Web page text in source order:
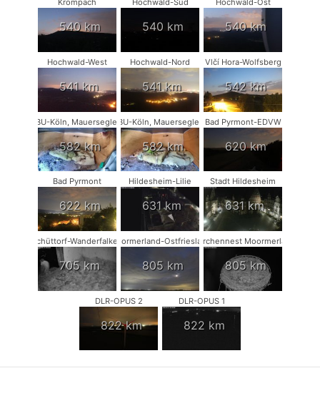
Krompach
540 km
Hochwald-Süd
540 km
Hochwald-Ost
540 km
Hochwald-West
541 km
Hochwald-Nord
541 km
Vlčí Hora-Wolfsberg
542 km
NABU-Köln, Mauersegler #1
582 km
NABU-Köln, Mauersegler #2
582 km
Bad Pyrmont-EDVW
620 km
Bad Pyrmont
622 km
Hildesheim-Lilie
631 km
Stadt Hildesheim
631 km
Schüttorf-Wanderfalken
705 km
Moormerland-Ostfriesland
805 km
Storchennest Moormerland
805 km
DLR-OPUS 2
822 km
DLR-OPUS 1
822 km